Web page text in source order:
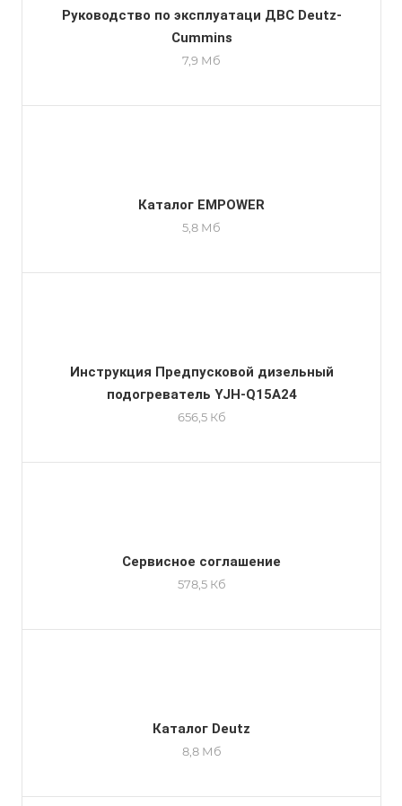
Руководство по эксплуатаци ДВС Deutz-
Cummins
7,9 Мб
Каталог EMPOWER
5,8 Мб
Инструкция Предпусковой дизельный
подогреватель YJH-Q15A24
656,5 Кб
Сервисное соглашение
578,5 Кб
Каталог Deutz
8,8 Мб